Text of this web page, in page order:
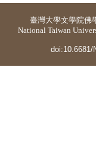
臺灣大學文學院佛
National Taiwan
doi:10.6681/